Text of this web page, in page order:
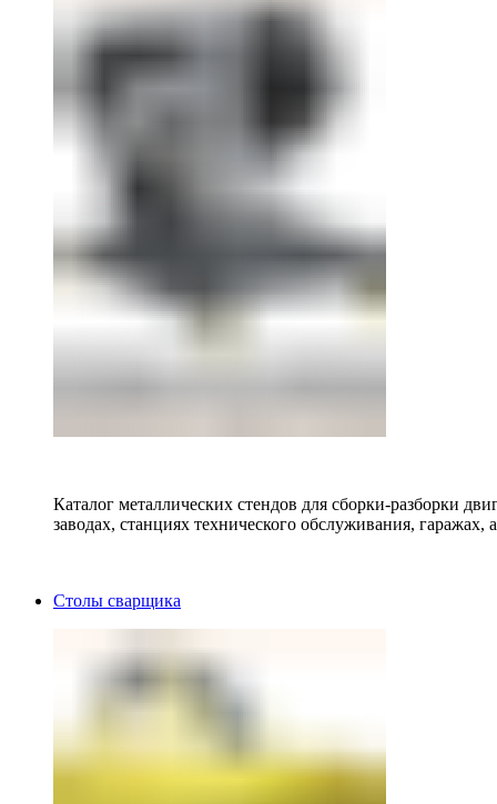
Каталог металлических стендов для сборки-разборки
заводах, станциях технического обслуживания, гаражах,
Столы сварщика